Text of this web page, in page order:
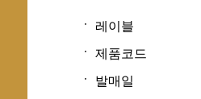
레이블
제품코드
발매일